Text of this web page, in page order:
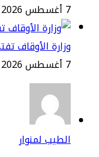
7 أغسطس 2026
وزارة الأوقاف
7 أغسطس 2026
الطيب لمنوار